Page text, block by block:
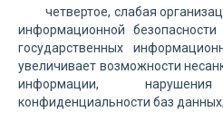
четвертое, слабая
информационной
государственных
увеличивает возможности
информации,
конфиденциальности баз данных;